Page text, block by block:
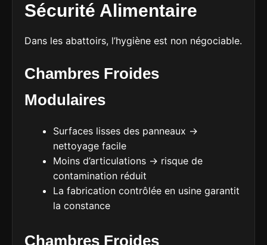
Sécurité Alimentaire
Dans les abattoirs, l’hygiène est non négociable.
Chambres Froides
Modulaires
Surfaces lisses des panneaux →
nettoyage facile
Moins d’articulations → risque de
contamination réduit
La fabrication contrôlée en usine garantit
la constance
Chambres Froides